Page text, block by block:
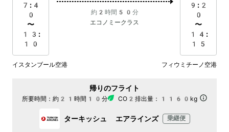
7:4
0
〜
13:
10
約2時間50分
エコノミークラス
9:2
0
〜
14:
15
イスタンブール空港 フィウミチーノ空港
帰りのフライト
所要時間： 約21時間10分 CO2排出量： 1160kg
ターキッシュ エアラインズ 乗継便